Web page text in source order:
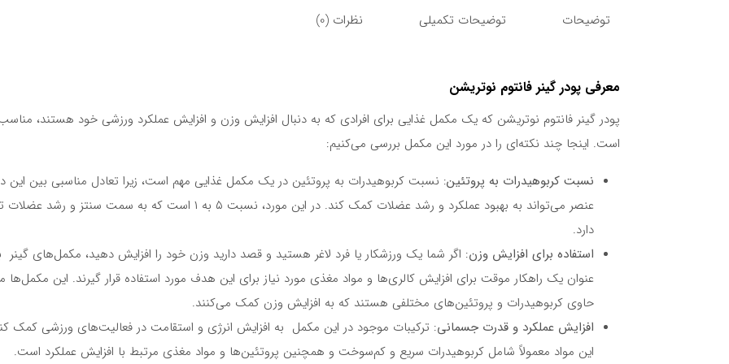
توضیحات توضیحات تکمیلی نظرات (0)
معرفی پودر گینر فانتوم نوتریشن
پودر گینر فانتوم نوتریشن که یک مکمل غذایی برای افرادی که به دنبال افزایش وزن و افزایش عملکرد ورزشی خود هستند،
است. اینجا چند نکته‌ای را در مورد این مکمل بررسی می‌کنیم:
نسبت کربوهیدرات به پروتئین: نسبت کربوهیدرات به پروتئین در یک مکمل غذایی مهم است، زیرا تعادل مناسبی بین این
عنصر می‌تواند به بهبود عملکرد و رشد عضلات کمک کند. در این مورد، نسبت ۵ به ۱ است که به سمت سنتز و
دارد.
استفاده برای افزایش وزن: اگر شما یک ورزشکار یا فرد لاغر هستید و قصد دارید وزن خود را افزایش دهید، مکمل‌های گینر
عنوان یک راهکار موقت برای افزایش کالری‌ها و مواد مغذی مورد نیاز برای این هدف مورد استفاده قرار گیرند. این مکمل‌ها
حاوی کربوهیدرات و پروتئین‌های مختلفی هستند که به افزایش وزن کمک می‌کنند.
افزایش عملکرد و قدرت جسمانی: ترکیبات موجود در این مکمل به افزایش انرژی و استقامت در فعالیت‌های ورزشی کمک
این مواد معمولاً شامل کربوهیدرات سریع و کم‌سوخت و همچنین پروتئین‌ها و مواد مغذی مرتبط با افزایش عملکرد است.